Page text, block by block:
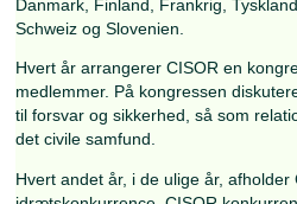
alle medlemmer, for at
konstant forsvars og
Medlemslandene tæller i
Danmark, Finland, Frankrig,
Schweiz og Slovenien.
Hvert år arrangerer CISOR en